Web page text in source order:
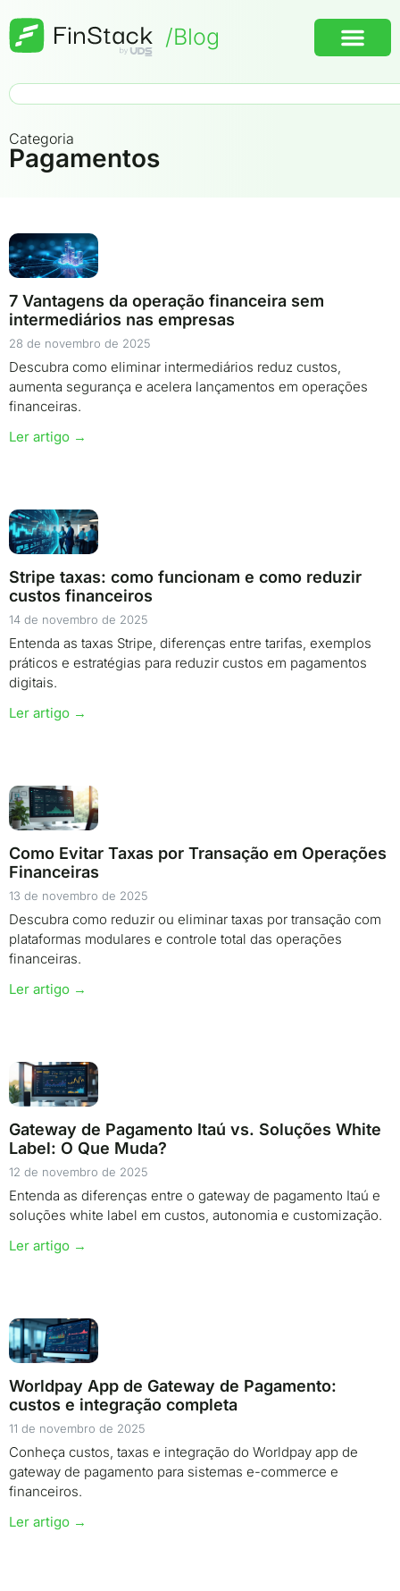
/Blog
Categoria
Pagamentos
7 Vantagens da operação financeira sem
intermediários nas empresas
28 de novembro de 2025
Descubra como eliminar intermediários reduz custos,
aumenta segurança e acelera lançamentos em operações
financeiras.
Ler artigo →
Stripe taxas: como funcionam e como reduzir
custos financeiros
14 de novembro de 2025
Entenda as taxas Stripe, diferenças entre tarifas, exemplos
práticos e estratégias para reduzir custos em pagamentos
digitais.
Ler artigo →
Como Evitar Taxas por Transação em Operações
Financeiras
13 de novembro de 2025
Descubra como reduzir ou eliminar taxas por transação com
plataformas modulares e controle total das operações
financeiras.
Ler artigo →
Gateway de Pagamento Itaú vs. Soluções White
Label: O Que Muda?
12 de novembro de 2025
Entenda as diferenças entre o gateway de pagamento Itaú e
soluções white label em custos, autonomia e customização.
Ler artigo →
Worldpay App de Gateway de Pagamento:
custos e integração completa
11 de novembro de 2025
Conheça custos, taxas e integração do Worldpay app de
gateway de pagamento para sistemas e-commerce e
financeiros.
Ler artigo →